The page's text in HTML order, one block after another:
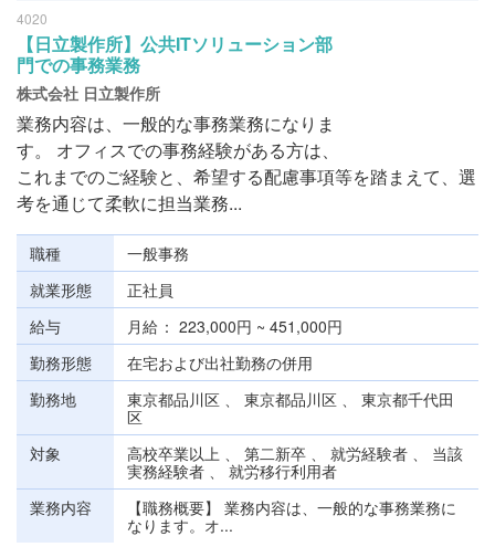
4020
【日立製作所】公共ITソリューション部
門での事務業務
株式会社 日立製作所
業務内容は、一般的な事務業務になりま
す。 オフィスでの事務経験がある方は、
これまでのご経験と、希望する配慮事項等を踏まえて、選
考を通じて柔軟に担当業務...
職種
一般事務
就業形態
正社員
給与
月給
223,000円 ~ 451,000円
勤務形態
在宅および出社勤務の併用
勤務地
東京都品川区 、 東京都品川区 、 東京都千代田
区
対象
高校卒業以上 、 第二新卒 、 就労経験者 、 当該
実務経験者 、 就労移行利用者
業務内容
【職務概要】 業務内容は、一般的な事務業務に
なります。オ...